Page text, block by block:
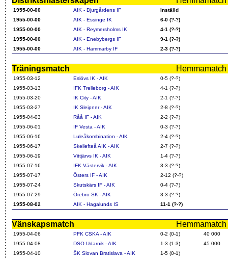
1955-00-00 AIK - Djurgårdens IF
Inställd
1955-00-00
AIK - Essinge IK
6-0 (?-?)
1955-00-00
AIK - Reymersholms IK
4-1 (?-?)
1955-00-00
AIK - Enebybergs IF
9-1 (?-?)
1955-00-00
AIK - Hammarby IF 2-3 (?-?)
Träningsmatch
1955-03-12 Eslövs IK - AIK
0-5 (?-?)
1955-03-13
IFK Trelleborg - AIK
4-1 (?-?)
1955-03-20
IK City - AIK
2-1 (?-?)
1955-03-27
IK Sleipner - AIK
2-8 (?-?)
1955-04-03
Råå IF - AIK
2-2 (?-?)
1955-06-01
IF Vesta - AIK
0-3 (?-?)
1955-06-16
Luleåkombination - AIK
2-4 (?-?)
1955-06-17
Skellefteå AIK - AIK
2-7 (?-?)
1955-06-19
Vittjärvs IK - AIK
1-4 (?-?)
1955-07-16
IFK Västervik - AIK
3-3 (?-?)
1955-07-17
Östers IF - AIK
2-12 (?-?)
1955-07-24
Skutskärs IF - AIK
0-4 (?-?)
1955-07-29
Örebro SK - AIK
3-3 (?-?)
1955-08-02
AIK - Hagalunds IS 11-1 (?-?)
Vänskapsmatch
1955-04-06 PFK CSKA - AIK 0-2 (0-1)
40 000
1955-04-08
DSO Udarnik - AIK 1-3 (1-3)
45 000
1955-04-10
ŠK Slovan Bratislava - AIK
1-5 (0-1)